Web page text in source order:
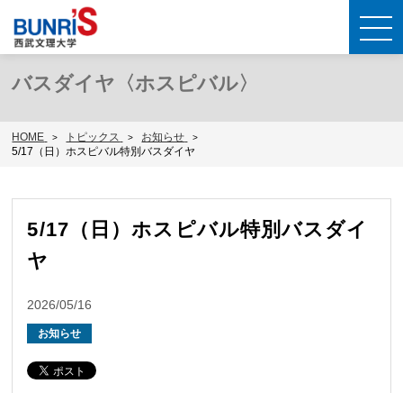
HOME トピックス
お知らせ
5/17（日）ホスピバル特別バスダイヤ
バスダイヤ〈ホスピバル〉
5/17（日）ホスピバル特別バスダイ
ヤ
2026/05/16
お知らせ